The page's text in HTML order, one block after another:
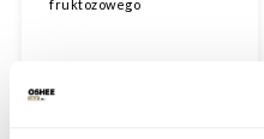
fruktozowego
za 1szt.